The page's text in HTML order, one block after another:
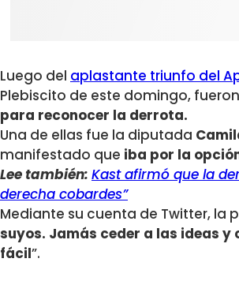
Luego del aplastante triunfo del
Plebiscito de este domingo, fueron
para reconocer la derrota.
Una de ellas fue la diputada
manifestado que iba por la
Lee también: Kast afirmó que la
derecha cobardes”
Mediante su cuenta de Twitter, la
suyos. Jamás ceder a las ideas y
fácil”.